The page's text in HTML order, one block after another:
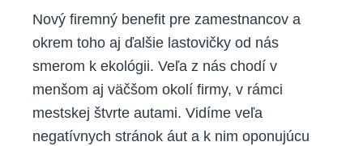
Nový firemný benefit pre zamestnancov a
okrem toho aj ďalšie lastovičky od nás
smerom k ekológii. Veľa z nás chodí v
menšom aj väčšom okolí firmy, v rámci
mestskej štvrte autami. Vidíme veľa
negatívnych stránok áut a k nim oponujúcu